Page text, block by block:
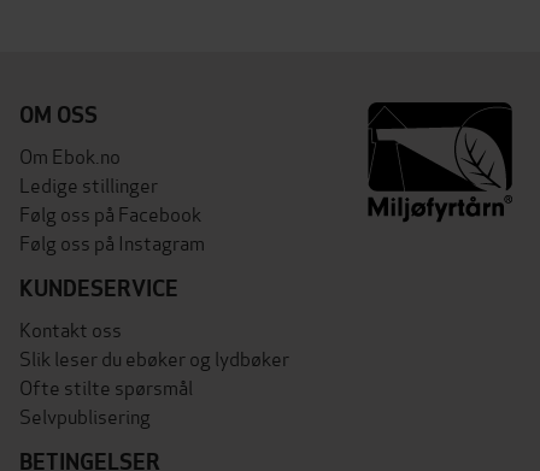
OM OSS
Om Ebok.no
Ledige stillinger
Følg oss på Facebook
Følg oss på Instagram
KUNDESERVICE
Kontakt oss
Slik leser du ebøker og lydbøker
Ofte stilte spørsmål
Selvpublisering
BETINGELSER